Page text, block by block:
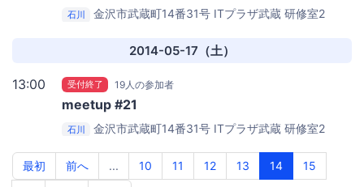
石川 金沢市武蔵町14番31号 ITプラザ武蔵 研修室2
2014-05-17（土）
13:00 受付終了 19人の参加者
meetup #21
石川 金沢市武蔵町14番31号 ITプラザ武蔵 研修室2
最初 前へ ... 10 11 12 13 14
15